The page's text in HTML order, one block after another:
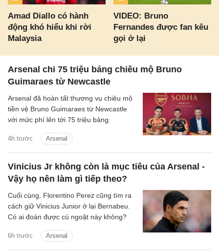
Amad Diallo có hành
động khó hiểu khi rời
Malaysia
VIDEO: Bruno
Fernandes được fan kêu
gọi ở lại
Arsenal chi 75 triệu bảng chiêu mộ Bruno
Guimaraes từ Newcastle
4h trước Arsenal
Arsenal đã hoàn tất thương vụ chiêu mộ
tiền vệ Bruno Guimaraes từ Newcastle
với mức phí lên tới 75 triệu bảng.
Vinicius Jr không còn là mục tiêu của Arsenal -
Vậy họ nên làm gì tiếp theo?
6h trước Arsenal
Cuối cùng, Florentino Perez cũng tìm ra
cách giữ Vinicius Junior ở lại Bernabeu.
Có ai đoán được cú ngoặt này không?